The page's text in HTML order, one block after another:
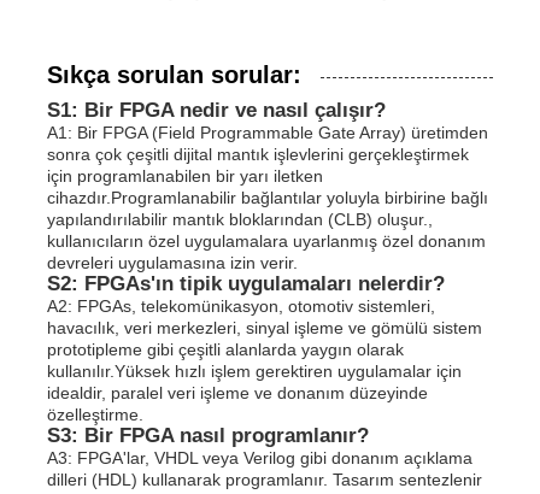
Sıkça sorulan sorular:
S1: Bir FPGA nedir ve nasıl çalışır?
A1: Bir FPGA (Field Programmable Gate Array) üretimden
sonra çok çeşitli dijital mantık işlevlerini gerçekleştirmek
için programlanabilen bir yarı iletken
cihazdır.Programlanabilir bağlantılar yoluyla birbirine bağlı
yapılandırılabilir mantık bloklarından (CLB) oluşur.,
kullanıcıların özel uygulamalara uyarlanmış özel donanım
devreleri uygulamasına izin verir.
S2: FPGAs'ın tipik uygulamaları nelerdir?
A2: FPGAs, telekomünikasyon, otomotiv sistemleri,
havacılık, veri merkezleri, sinyal işleme ve gömülü sistem
prototipleme gibi çeşitli alanlarda yaygın olarak
kullanılır.Yüksek hızlı işlem gerektiren uygulamalar için
idealdir, paralel veri işleme ve donanım düzeyinde
özelleştirme.
S3: Bir FPGA nasıl programlanır?
A3: FPGA'lar, VHDL veya Verilog gibi donanım açıklama
dilleri (HDL) kullanarak programlanır. Tasarım sentezlenir